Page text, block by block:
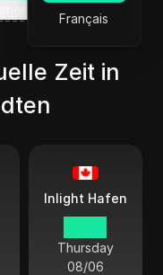
Français
Zeit in
Inlight Hafen
Thursday
08/06